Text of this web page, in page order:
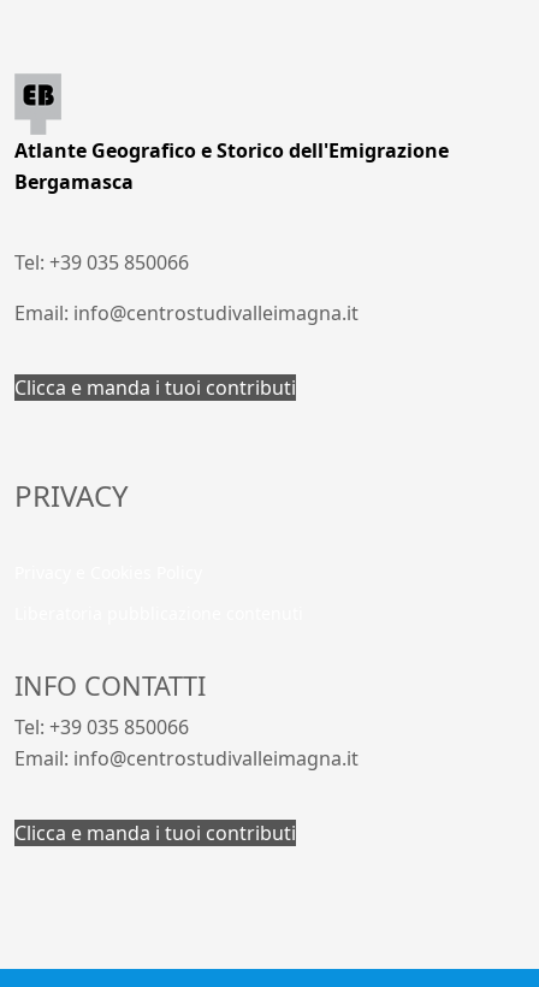
Atlante Geografico e Storico dell'Emigrazione
Bergamasca
Tel: +39 035 850066
Email: info@centrostudivalleimagna.it
Clicca e manda i tuoi contributi
PRIVACY
INFO CONTATTI
Tel: +39 035 850066
Email: info@centrostudivalleimagna.it
Clicca e manda i tuoi contributi